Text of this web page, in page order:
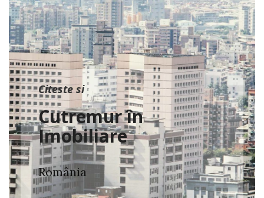
Citeste si
Cutremur în
Imobiliare
România